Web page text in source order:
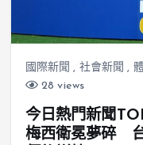
國際新聞 , 社會新聞 ,
28 views
今日熱門新聞
梅西衛冕夢碎